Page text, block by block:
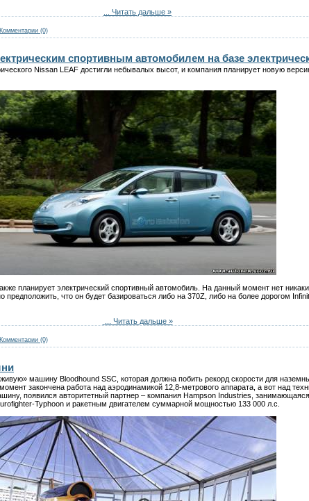
Читать дальше »
Комментарии (0)
спортивным автомобилем на базе
Nissan LEAF достигли небывалых высот, и компания планирует новую
планирует электрический спортивный автомобиль. На данный момент нет
предположить, что он будет базироваться либо на 370Z, либо на более дорогом
Читать дальше »
Комментарии (0)
машину Bloodhound SSC, которая должна побить рекорд скорости для
закончена работа над аэродинамикой 12,8-метрового аппарата, а вот над
появился авторитетный партнер – компания Hampson Industries,
Typhoon и ракетным двигателем суммарной мощностью 133 000 л.с.